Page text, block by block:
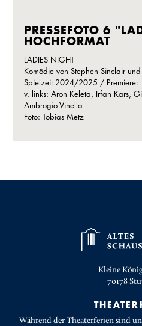
PRESSEFOTO 6
HOCHFORMAT
LADIES NIGHT
Komödie von Stephen Sinclair
Spielzeit 2024/2025 /
v. links: Aron Keleta, Irfan Kars,
Ambrogio Vinella
Foto: Tobias Metz
Kleine
70178
Während der Theaterferien sind